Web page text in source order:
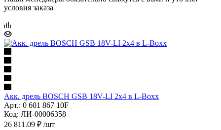
условия заказа
Акк. дрель BOSCH GSВ 18V-LI 2х4 в L-Boxx
Арт.: 0 601 867 10F
Код: ЛИ-00006358
26 811.09 ₽ /шт